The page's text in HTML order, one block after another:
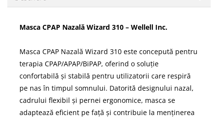
Masca CPAP Nazală Wizard 310 – Wellell Inc.
Masca CPAP Nazală Wizard 310 este concepută pentru
terapia CPAP/APAP/BiPAP, oferind o soluție
confortabilă și stabilă pentru utilizatorii care respiră
pe nas în timpul somnului. Datorită designului nazal,
cadrului flexibil și pernei ergonomice, masca se
adaptează eficient pe față și contribuie la menținerea